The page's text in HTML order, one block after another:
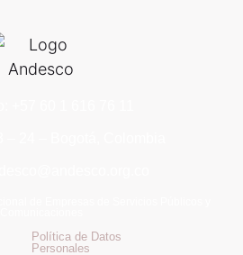
Política de Datos
Personales